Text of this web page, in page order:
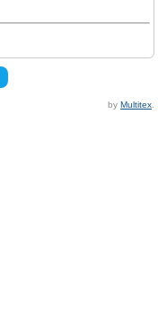
by Multitex